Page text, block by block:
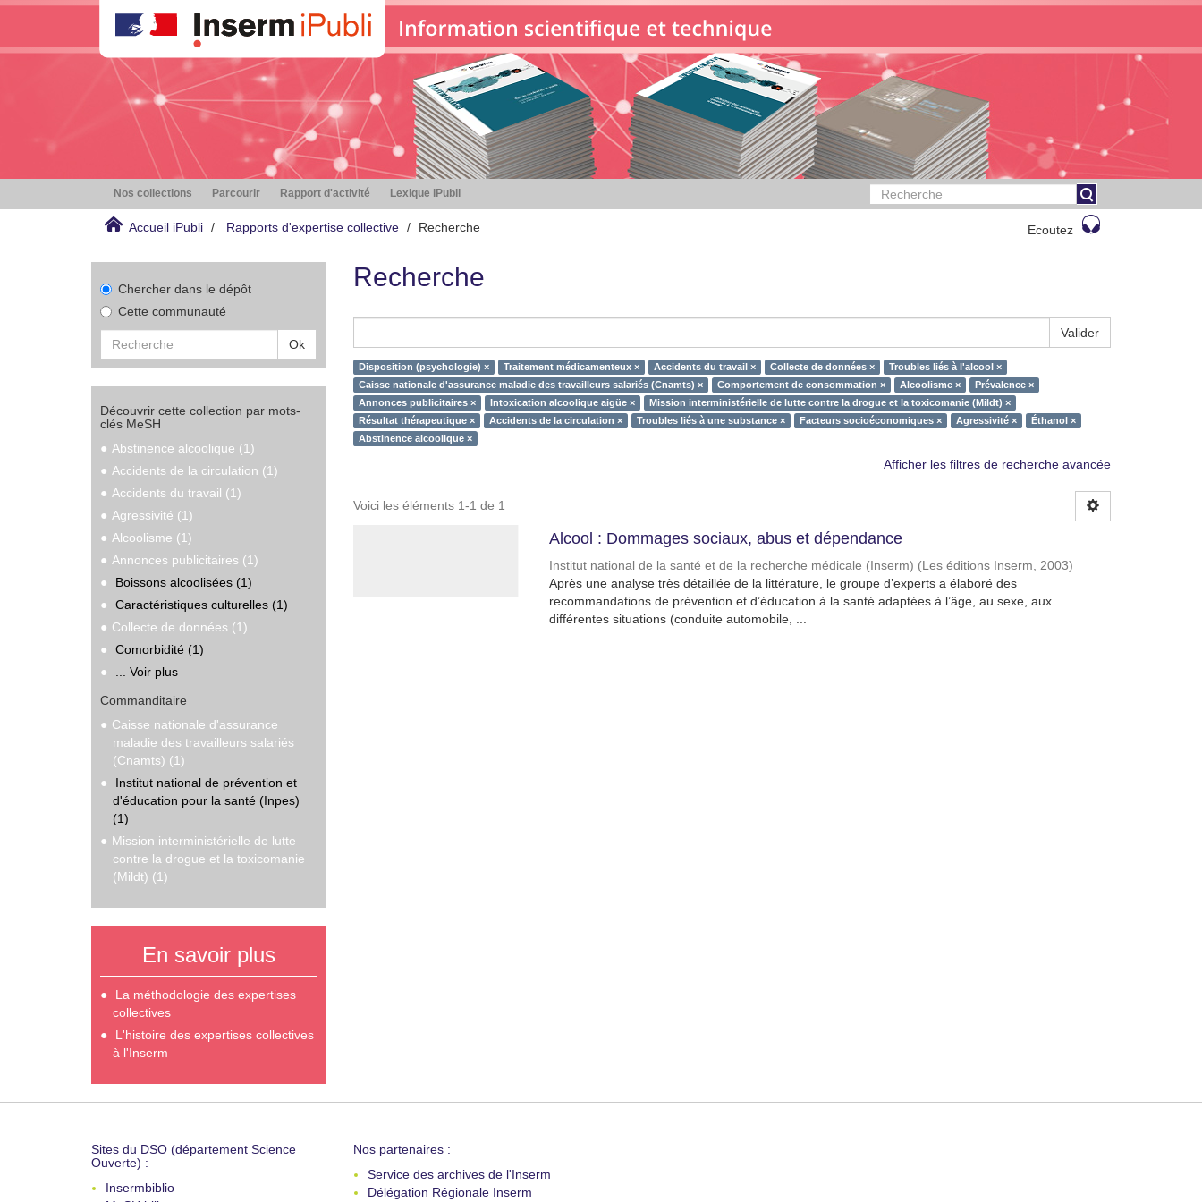
Nos collections Parcourir Rapport d'activité Lexique iPubli
Accueil iPubli Rapports d'expertise collective Recherche Ecoutez
Chercher dans le dépôt
Cette communauté
Ok
Découvrir cette collection par mots-
clés MeSH
Abstinence alcoolique (1)
Accidents de la circulation (1)
Accidents du travail (1)
Agressivité (1)
Alcoolisme (1)
Annonces publicitaires (1)
Boissons alcoolisées (1)
Caractéristiques culturelles (1)
Collecte de données (1)
Comorbidité (1)
... Voir plus
Commanditaire
Caisse nationale d'assurance
maladie des travailleurs salariés
(Cnamts) (1)
Institut national de prévention et
d'éducation pour la santé (Inpes)
(1)
Mission interministérielle de lutte
contre la drogue et la toxicomanie
(Mildt) (1)
En savoir plus
La méthodologie des expertises
collectives
L'histoire des expertises collectives
à l'Inserm
Recherche
Valider
Disposition (psychologie) × Traitement médicamenteux × Accidents du travail × Collecte de données ×
Troubles liés à l'alcool ×
Caisse nationale d'assurance maladie des travailleurs salariés (Cnamts) ×
Comportement de consommation × Alcoolisme ×
Prévalence ×
Annonces publicitaires ×
Intoxication alcoolique aigüe ×
Mission interministérielle de lutte contre la drogue et la toxicomanie (Mildt) ×
Résultat thérapeutique ×
Accidents de la circulation × Troubles liés à une substance × Facteurs socioéconomiques × Agressivité ×
Éthanol ×
Abstinence alcoolique ×
Afficher les filtres de recherche avancée
Voici les éléments 1-1 de 1
Alcool : Dommages sociaux, abus et dépendance
Institut national de la santé et de la recherche médicale (Inserm) (Les éditions Inserm, 2003)
Après une analyse très détaillée de la littérature, le groupe d’experts a élaboré des
recommandations de prévention et d’éducation à la santé adaptées à l’âge, au sexe, aux
différentes situations (conduite automobile, ...
Sites du DSO (département Science
Ouverte) :
Insermbiblio
Nos partenaires :
Service des archives de l'Inserm
Délégation Régionale Inserm